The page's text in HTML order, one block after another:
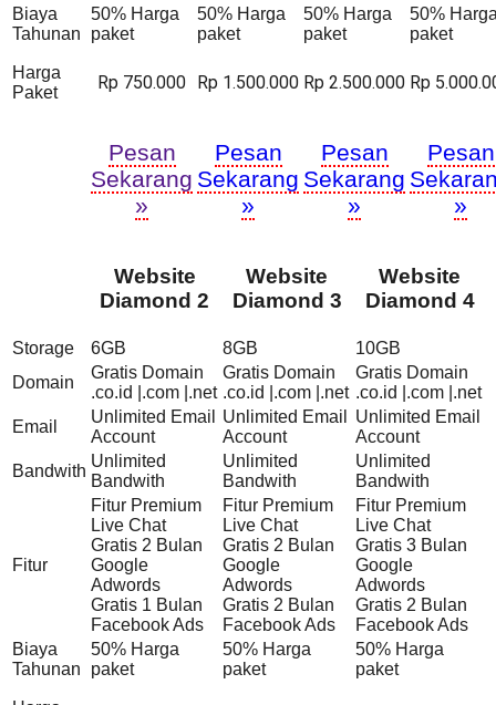
Biaya
Tahunan
50% Harga
paket
50% Harga
paket
50% Harga
paket
50%
paket
Harga
Paket
Rp 750.000 Rp 1.500.000 Rp 2.500.000 Rp
Pesan
Sekarang
»
Pesan
Sekarang
»
Pesan
Sekarang
»
Pesan
»
Website
Diamond 2
Website
Diamond 3
Website
Diamond 4
Storage 6GB 8GB
10GB
Domain
Gratis Domain
.co.id |.com |.net
Gratis Domain
.co.id |.com |.net
Gratis Domain
.co.id |.com |.net
Email
Unlimited Email
Account
Unlimited Email
Account
Unlimited Email
Account
Bandwith
Unlimited
Bandwith
Unlimited
Bandwith
Unlimited
Bandwith
Fitur
Fitur Premium
Live Chat
Gratis 2 Bulan
Google
Adwords
Gratis 1 Bulan
Facebook Ads
Fitur Premium
Live Chat
Gratis 2 Bulan
Google
Adwords
Gratis 2 Bulan
Facebook Ads
Fitur Premium
Live Chat
Gratis 3 Bulan
Google
Adwords
Gratis 2 Bulan
Facebook Ads
Biaya
Tahunan
50% Harga
paket
50% Harga
paket
50% Harga
paket